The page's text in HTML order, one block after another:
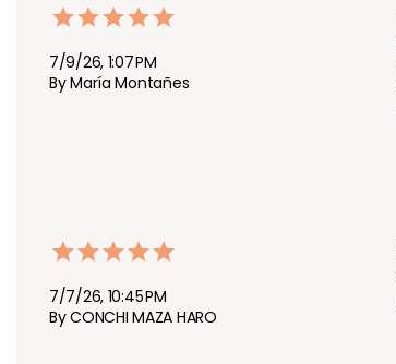
7/9/26, 1:07 PM
By María Montañes
7/7/26, 10:45 PM
By CONCHI MAZA HARO